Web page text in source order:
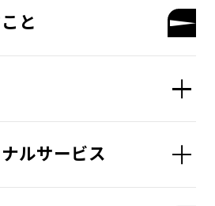
と
ルサービス